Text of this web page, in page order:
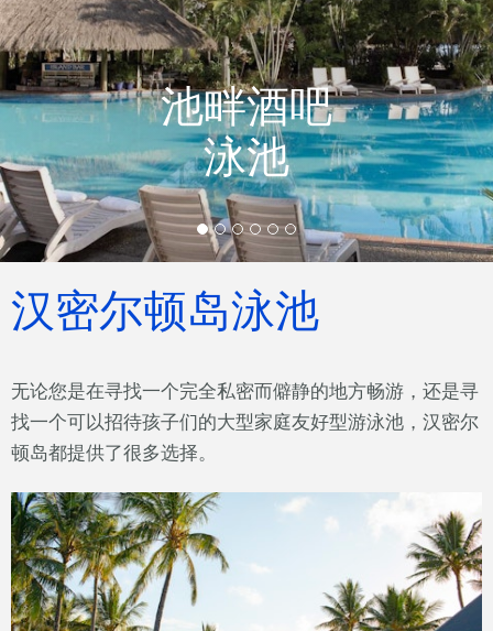
池畔酒吧
泳池
汉密尔顿岛泳池
无论您是在寻找一个完全私密而僻静的地方畅游，还是寻
找一个可以招待孩子们的大型家庭友好型游泳池，汉密尔
顿岛都提供了很多选择。